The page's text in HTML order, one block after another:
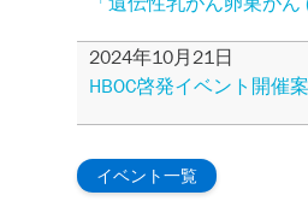
2024年10月21日
HBOC啓発イベント開催
イベント一覧